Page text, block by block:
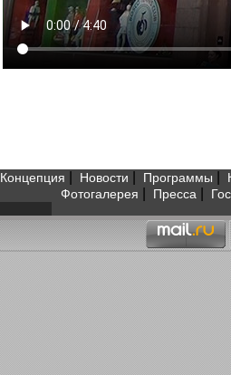
Концепция Новости Программы
Фотогалерея
Пресса